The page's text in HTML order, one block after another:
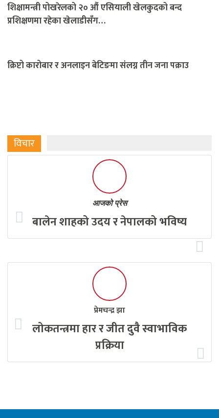
शिक्षामन्त्री पोखरेलको २० औं एसियाली खेलकुदको बन्द
प्रशिक्षणमा रहेका खेलाडीसँग…
क्रिप्टो कारोबार र अनलाइन बेटिङमा संलग्न तीन जना पक्राउ
विचार
आजको प्रेस
बालेन शाहको उदय र नेपालको भविष्य
प्रेमचन्द्र झा
लोकतन्त्रमा हार र जीत दुवै स्वाभाविक
प्रक्रिया